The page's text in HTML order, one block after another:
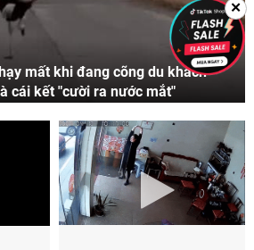
mất khi đang cõng du khách
cái kết "cười ra nước mắt"
✕